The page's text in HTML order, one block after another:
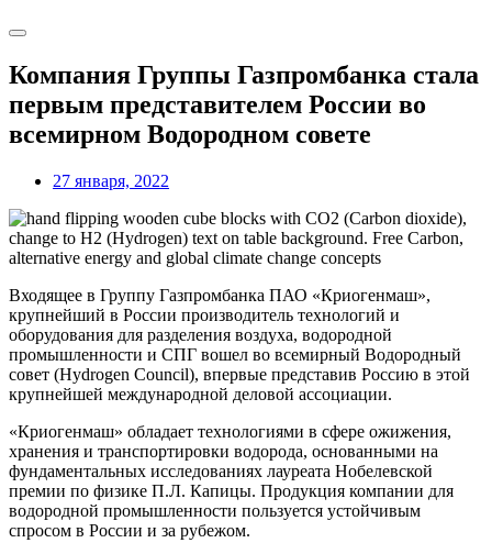
Компания Группы Газпромбанка стала
первым представителем России во
всемирном Водородном совете
27 января, 2022
Входящее в Группу Газпромбанка ПАО «Криогенмаш»,
крупнейший в России производитель технологий и
оборудования для разделения воздуха, водородной
промышленности и СПГ вошел во всемирный Водородный
совет (Hydrogen Council), впервые представив Россию в этой
крупнейшей международной деловой ассоциации.
«Криогенмаш» обладает технологиями в сфере ожижения,
хранения и транспортировки водорода, основанными на
фундаментальных исследованиях лауреата Нобелевской
премии по физике П.Л. Капицы. Продукция компании для
водородной промышленности пользуется устойчивым
спросом в России и за рубежом.